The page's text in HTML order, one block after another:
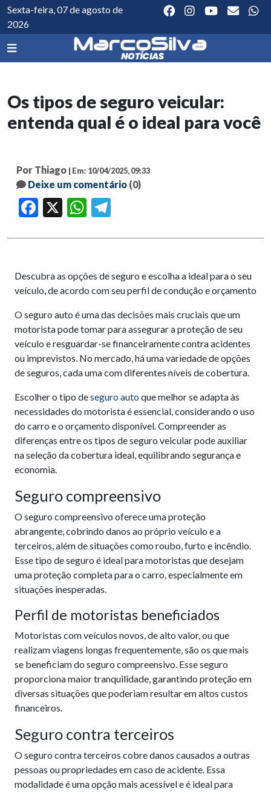
Sexta-feira, 07 de agosto de
2026
Os tipos de seguro veicular:
entenda qual é o ideal para você
Por Thiago | Em: 10/04/2025, 09:33
Deixe um comentário (0)
Facebook WhatsApp
Descubra as opções de seguro e escolha a ideal para o seu
veículo, de acordo com seu perfil de condução e orçamento
O seguro auto é uma das decisões mais cruciais que um
motorista pode tomar para assegurar a proteção de seu
veículo e resguardar-se financeiramente contra acidentes
ou imprevistos. No mercado, há uma variedade de opções
de seguros, cada uma com diferentes níveis de cobertura.
Escolher o tipo deseguro autoque melhor se adapta às
necessidades do motorista é essencial, considerando o uso
do carro e o orçamento disponível. Compreender as
diferenças entre os tipos de seguro veicular pode auxiliar
na seleção da cobertura ideal, equilibrando segurança e
economia.
Seguro compreensivo
O seguro compreensivo oferece uma proteção
abrangente, cobrindo danos ao próprio veículo e a
terceiros, além de situações como roubo, furto e incêndio.
Esse tipo de seguro é ideal para motoristas que desejam
uma proteção completa para o carro, especialmente em
situações inesperadas.
Perfil de motoristas beneficiados
Motoristas com veículos novos, de alto valor, ou que
realizam viagens longas frequentemente, são os que mais
se beneficiam do seguro compreensivo. Esse seguro
proporciona maior tranquilidade, garantindo proteção em
diversas situações que poderiam resultar em altos custos
financeiros.
Seguro contra terceiros
O seguro contra terceiros cobre danos causados a outras
pessoas ou propriedades em caso de acidente. Essa
modalidade é uma opção mais acessível e é ideal para